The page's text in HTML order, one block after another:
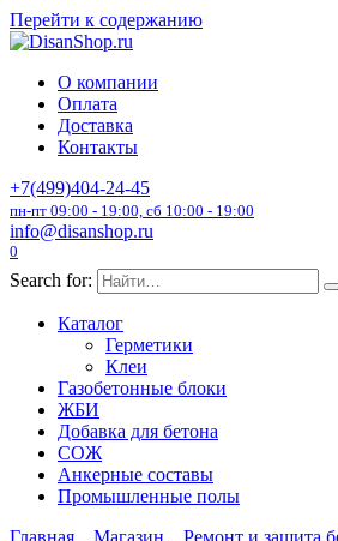
Перейти к содержанию
О компании
Оплата
Доставка
Контакты
+7(499)404-24-45
пн-пт 09:00 - 19:00, сб 10:00 - 19:00
info@disanshop.ru
0
Search for:
Каталог
Герметики
Клеи
Газобетонные блоки
ЖБИ
Добавка для бетона
СОЖ
Анкерные составы
Промышленные полы